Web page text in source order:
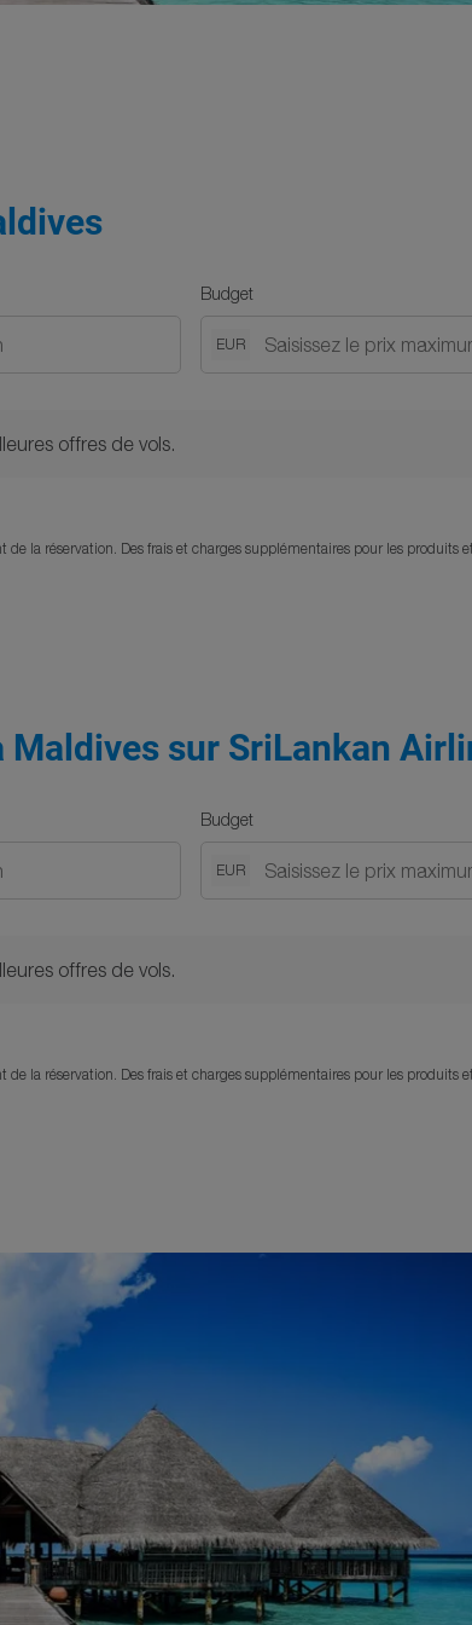
Budget
EUR
offres de vols.
la réservation. Des frais et charges supplémentaires pour les produits
sur SriLankan
Budget
EUR
offres de vols.
la réservation. Des frais et charges supplémentaires pour les produits